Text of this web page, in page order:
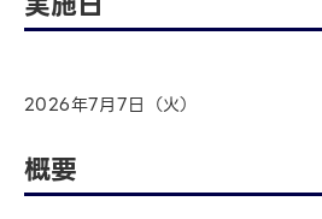
2026年7月7日（火）
概要